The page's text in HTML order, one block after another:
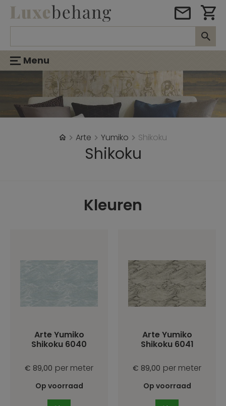
Menu
Arte Yumiko Shikoku
Shikoku
Kleuren
Arte Yumiko
Shikoku 6040
€ 89,00 per meter
Op voorraad
Arte Yumiko
Shikoku 6041
€ 89,00 per meter
Op voorraad